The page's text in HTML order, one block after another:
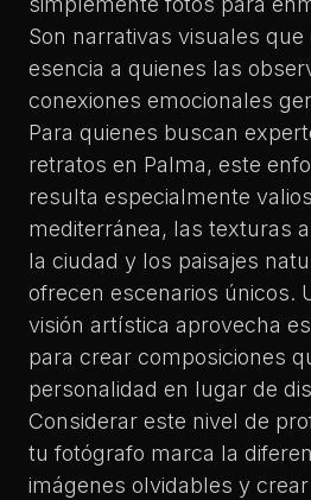
Son narrativas visuales
esencia a quienes las
conexiones emocionales
Para quienes buscan
retratos en Palma, este
resulta especialmente
mediterránea, las texturas
la ciudad y los paisajes
ofrecen escenarios únicos.
visión artística aprovecha
para crear composiciones
personalidad en lugar de
Considerar este nivel de
tu fotógrafo marca la
imágenes olvidables y